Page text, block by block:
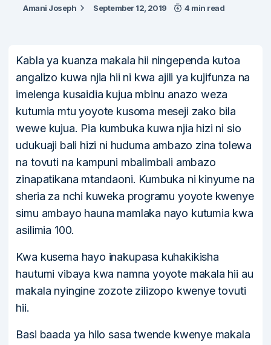
Amani Joseph September 12, 2019 4 min read
Kabla ya kuanza makala hii ningependa kutoa
angalizo kuwa njia hii ni kwa ajili ya kujifunza na
imelenga kusaidia kujua mbinu anazo weza
kutumia mtu yoyote kusoma meseji zako bila
wewe kujua. Pia kumbuka kuwa njia hizi ni sio
udukuaji bali hizi ni huduma ambazo zina tolewa
na tovuti na kampuni mbalimbali ambazo
zinapatikana mtandaoni. Kumbuka ni kinyume na
sheria za nchi kuweka programu yoyote kwenye
simu ambayo hauna mamlaka nayo kutumia kwa
asilimia 100.
Kwa kusema hayo inakupasa kuhakikisha
hautumi vibaya kwa namna yoyote makala hii au
makala nyingine zozote zilizopo kwenye tovuti
hii.
Basi baada ya hilo sasa twende kwenye makala